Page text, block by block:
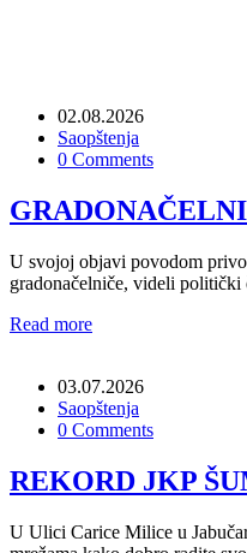
02.08.2026
Saopštenja
0 Comments
U svojoj objavi povodom
gradonačelniče, videli
Read more
03.07.2026
Saopštenja
0 Comments
REKORD JKP
U Ulici Carice Milice u